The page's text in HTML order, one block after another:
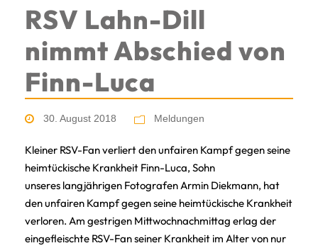
RSV Lahn-Dill
nimmt Abschied von
Finn-Luca
30. August 2018 Meldungen
Kleiner RSV-Fan verliert den unfairen Kampf gegen seine
heimtückische Krankheit Finn-Luca, Sohn
unseres langjährigen Fotografen Armin Diekmann, hat
den unfairen Kampf gegen seine heimtückische Krankheit
verloren. Am gestrigen Mittwochnachmittag erlag der
eingefleischte RSV-Fan seiner Krankheit im Alter von nur